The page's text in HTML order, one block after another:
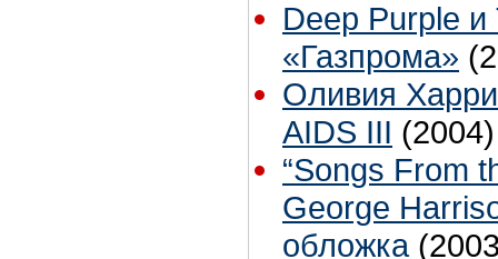
Deep Purple
«Газпрома»
Оливия
AIDS III (2004)
“Songs From
George
обложка